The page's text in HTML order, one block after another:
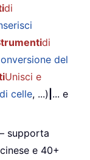
di
di
del
Unisci e
celle, ...) ... e
supporta
e 40+